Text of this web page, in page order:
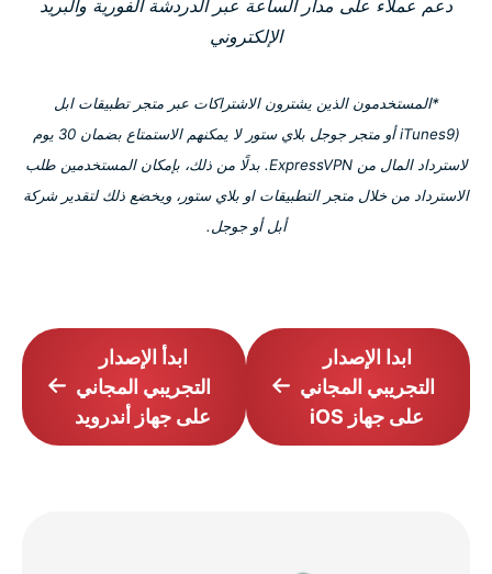
دعم عملاء على مدار الساعة عبر الدردشة الفورية والبريد
الإلكتروني
*المستخدمون الذين يشترون الاشتراكات عبر متجر تطبيقات ابل
(iTunes9 أو متجر جوجل بلاي ستور لا يمكنهم الاستمتاع بضمان 30 يوم
لاسترداد المال من ExpressVPN. بدلًا من ذلك، بإمكان المستخدمين طلب
الاسترداد من خلال متجر التطبيقات او بلاي ستور، ويخضع ذلك لتقدير شركة
أبل أو جوجل.
ابدا الإصدار
التجريبي المجاني
على جهاز iOS
ابدأ الإصدار
التجريبي المجاني
على جهاز أندرويد